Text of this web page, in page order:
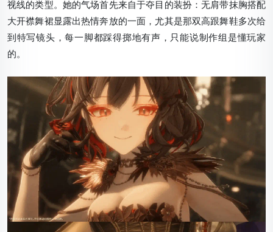
视线的类型。她的气场首先来自于夺目的装扮：无肩带抹胸搭配
大开襟舞裙显露出热情奔放的一面，尤其是那双高跟舞鞋多次给
到特写镜头，每一脚都踩得掷地有声，只能说制作组是懂玩家
的。